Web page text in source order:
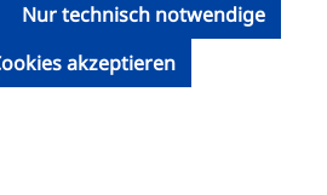
Nur technisch notwendige
akzeptieren